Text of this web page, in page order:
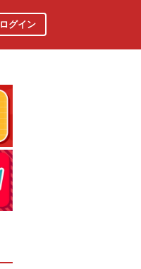
ログイン